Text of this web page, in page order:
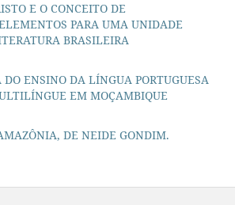
E O CONCEITO DE
PARA UMA UNIDADE
BRASILEIRA
ENSINO DA LÍNGUA PORTUGUESA
EM MOÇAMBIQUE
DE NEIDE GONDIM.